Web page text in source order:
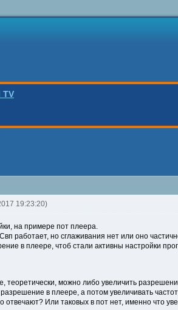
TV
19:23:20)
на примере пот плеера.
работает, но сглаживания нет или оно
в плеере, чтоб стали активны настройки
теоретически, можно либо увеличить
в плеере, а потом увеличивать
отвечают? Или таковых в пот нет, именно что